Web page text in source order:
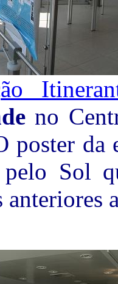
no
poster da
pelo Sol
anteriores